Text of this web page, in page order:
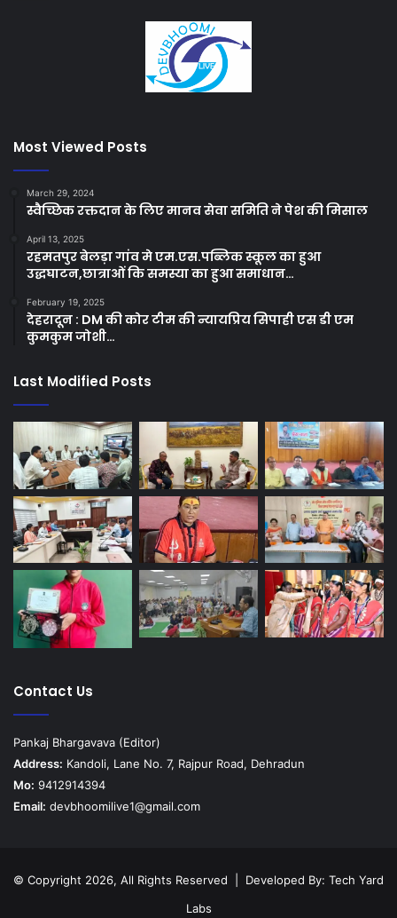
Most Viewed Posts
March 29, 2024
स्वैच्छिक रक्तदान के लिए मानव सेवा समिति ने पेश की मिसाल
April 13, 2025
रहमतपुर बेलड़ा गांव मे एम.एस.पब्लिक स्कूल का हुआ
उद्धघाटन,छात्राओं कि समस्या का हुआ समाधान…
February 19, 2025
देहरादून : DM की कोर टीम की न्यायप्रिय सिपाही एस डी एम
कुमकुम जोशी…
Last Modified Posts
Contact Us
Pankaj Bhargavava (Editor)
Address: Kandoli, Lane No. 7, Rajpur Road, Dehradun
Mo: 9412914394
Email: devbhoomilive1@gmail.com
© Copyright 2026, All Rights Reserved | Developed By: Tech Yard
Labs